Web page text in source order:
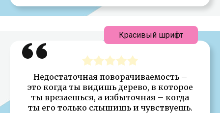
Недостаточная поворачиваемость –
это когда ты видишь дерево, в которое
ты врезаешься, а избыточная – когда
ты его только слышишь и чувствуешь.
Красивый шрифт